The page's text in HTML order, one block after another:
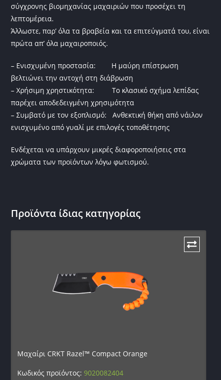
σύγχρονης βιομηχανίας μαχαιριών που προσέχει τη
λεπτομέρεια.
Άλλωστε, παρ’ όλα τα βραβεία και τα επιτεύγματά του, είναι
πρώτα απ’ όλα μαχαιροποιός.
– Ενισχυμένη προστασία: Η μαύρη επίστρωση
βελτιώνει την αντοχή στη διάβρωση
– Χρήσιμη χρηστικότητα: Το κλασικό σχήμα λεπίδας
παρέχει αποδεδειγμένη χρησιμότητα
– Συμβατό με τον εξοπλισμό: Ανθεκτική θήκη από νάιλον
ενισχυμένο από γυαλί με επιλογές τοποθέτησης
Ενδέχεται να υπάρχουν μικρές διαφοροποιήσεις στα
χρώματα των προϊόντων λόγω φωτισμού.
Προϊόντα ίδιας κατηγορίας
Μαχαίρι CRKT Razel™ Compact Orange
Κωδικός προϊόντος:9020082404